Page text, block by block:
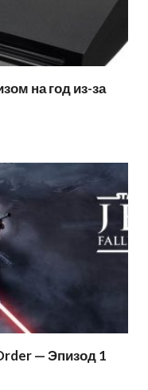
на год из-за
— Эпизод 1